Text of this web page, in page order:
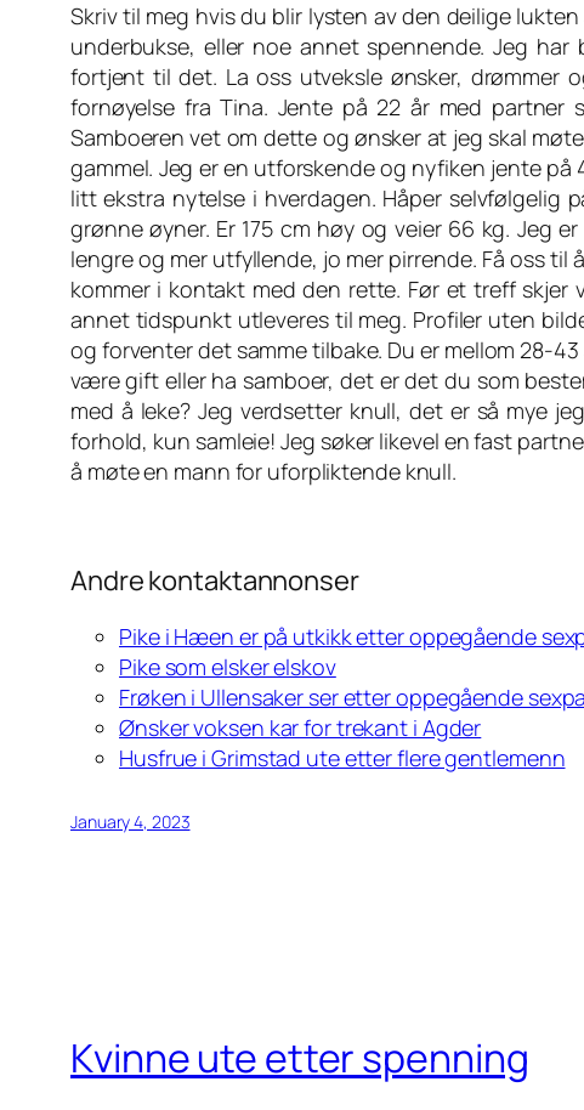
Skriv til meg hvis du blir lysten av den deilige
underbukse, eller noe annet spennende. Jeg
fortjent til det. La oss utveksle ønsker, drømmer
fornøyelse fra Tina. Jente på 22 år med
Samboeren vet om dette og ønsker at jeg skal
gammel. Jeg er en utforskende og nyfiken jente på
litt ekstra nytelse i hverdagen. Håper selvfølgelig
grønne øyner. Er 175 cm høy og veier 66 kg. Jeg
lengre og mer utfyllende, jo mer pirrende. Få oss
kommer i kontakt med den rette. Før et treff skjer
annet tidspunkt utleveres til meg. Profiler uten
og forventer det samme tilbake. Du er mellom 28-
være gift eller ha samboer, det er det du som
med å leke? Jeg verdsetter knull, det er så mye
forhold, kun samleie! Jeg søker likevel en fast
å møte en mann for uforpliktende knull.
Andre kontaktannonser
Pike i Hæen er på utkikk etter oppegående
Pike som elsker elskov
Frøken i Ullensaker ser etter oppegående
Ønsker voksen kar for trekant i Agder
Husfrue i Grimstad ute etter flere gentlemenn
January 4, 2023
Kvinne ute etter spenning